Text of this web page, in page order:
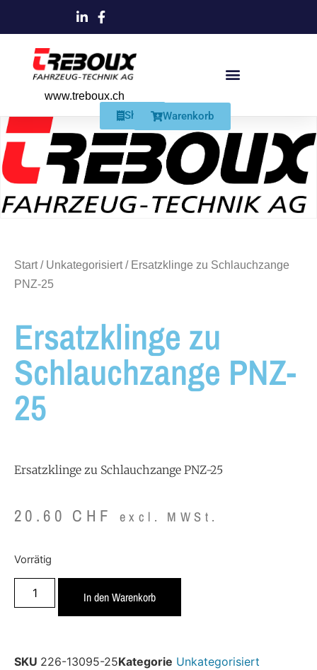
www.treboux.ch
Shop Warenkorb
Start/ Unkategorisiert/ Ersatzklinge zu Schlauchzange
PNZ-25
Ersatzklinge zu
Schlauchzange PNZ-
25
Ersatzklinge zu Schlauchzange PNZ-25
20.60 CHF excl. MWSt.
Vorrätig
In den Warenkorb
SKU 226-13095-25Kategorie Unkategorisiert